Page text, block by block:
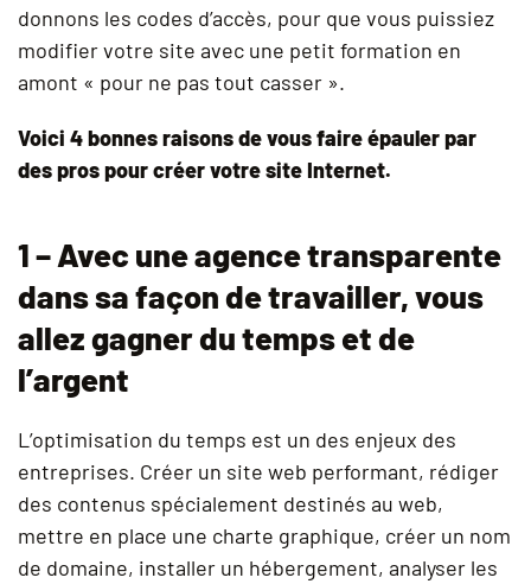
donnons les codes d’accès, pour que vous puissiez
modifier votre site avec une petit formation en
amont « pour ne pas tout casser ».
Voici 4 bonnes raisons de vous faire épauler par
des pros pour créer votre site Internet.
1 – Avec une agence transparente
dans sa façon de travailler, vous
allez gagner du temps et de
l’argent
L’optimisation du temps est un des enjeux des
entreprises. Créer un site web performant, rédiger
des contenus spécialement destinés au web,
mettre en place une charte graphique, créer un nom
de domaine, installer un hébergement, analyser les